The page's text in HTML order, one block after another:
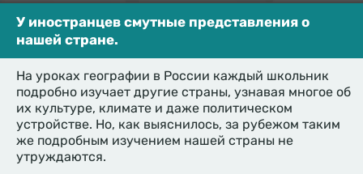
У иностранцев смутные представления о
нашей стране.
На уроках географии в России каждый школьник
подробно изучает другие страны, узнавая многое об
их культуре, климате и даже политическом
устройстве. Но, как выяснилось, за рубежом таким
же подробным изучением нашей страны не
утруждаются.